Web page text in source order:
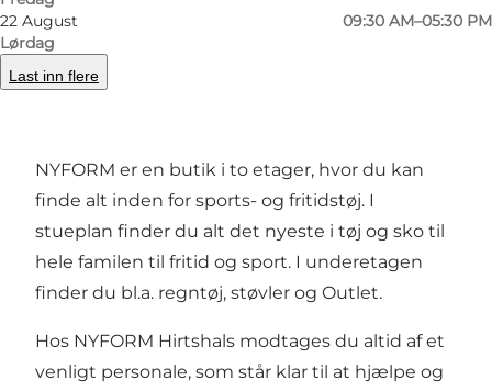
22 August
Lørdag
09:30 AM–05:30 PM
Last inn flere
når man slentrer ned igennem byens gågade,
med udsigt over det vilde Vesterhav. For enden
af gågaden, ved Den grønne Plads, finder du
NYFORM er en butik i to etager, hvor du kan
finde alt inden for sports- og fritidstøj. I
stueplan finder du alt det nyeste i tøj og sko til
hele familen til fritid og sport. I underetagen
finder du bl.a. regntøj, støvler og Outlet.
Hos NYFORM Hirtshals modtages du altid af et
venligt personale, som står klar til at hjælpe og